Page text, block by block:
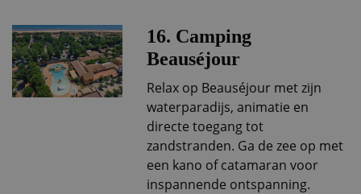
16. Camping
Beauséjour
Relax op Beauséjour met zijn
waterparadijs, animatie en
directe toegang tot
zandstranden. Ga de zee op met
een kano of catamaran voor
inspannende ontspanning.